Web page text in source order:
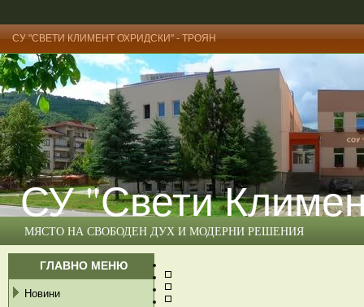
СУ "СВЕТИ КЛИМЕНТ ОХРИДСКИ" - ТРОЯН
СУ "Свети
МЯСТО НА СВОБОДЕН ДУХ И МОДЕРНИ РЕШЕНИЯ
ГЛАВНО МЕНЮ
Новини